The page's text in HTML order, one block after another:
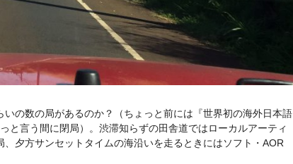
の数の局があるのか？（ちょっと前には『世界初の海外日本語
と言う間に閉局）。渋滞知らずの田舎道ではローカルアーティ
夕方サンセットタイムの海沿いを走るときにはソフト・AOR